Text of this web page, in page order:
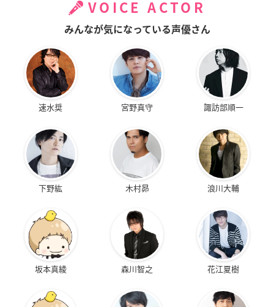
VOICE ACTOR
みんなが気になっている声優さん
速水奨 宮野真守 諏訪部順一
下野紘 木村昴 浪川大輔
坂本真綾 森川智之 花江夏樹